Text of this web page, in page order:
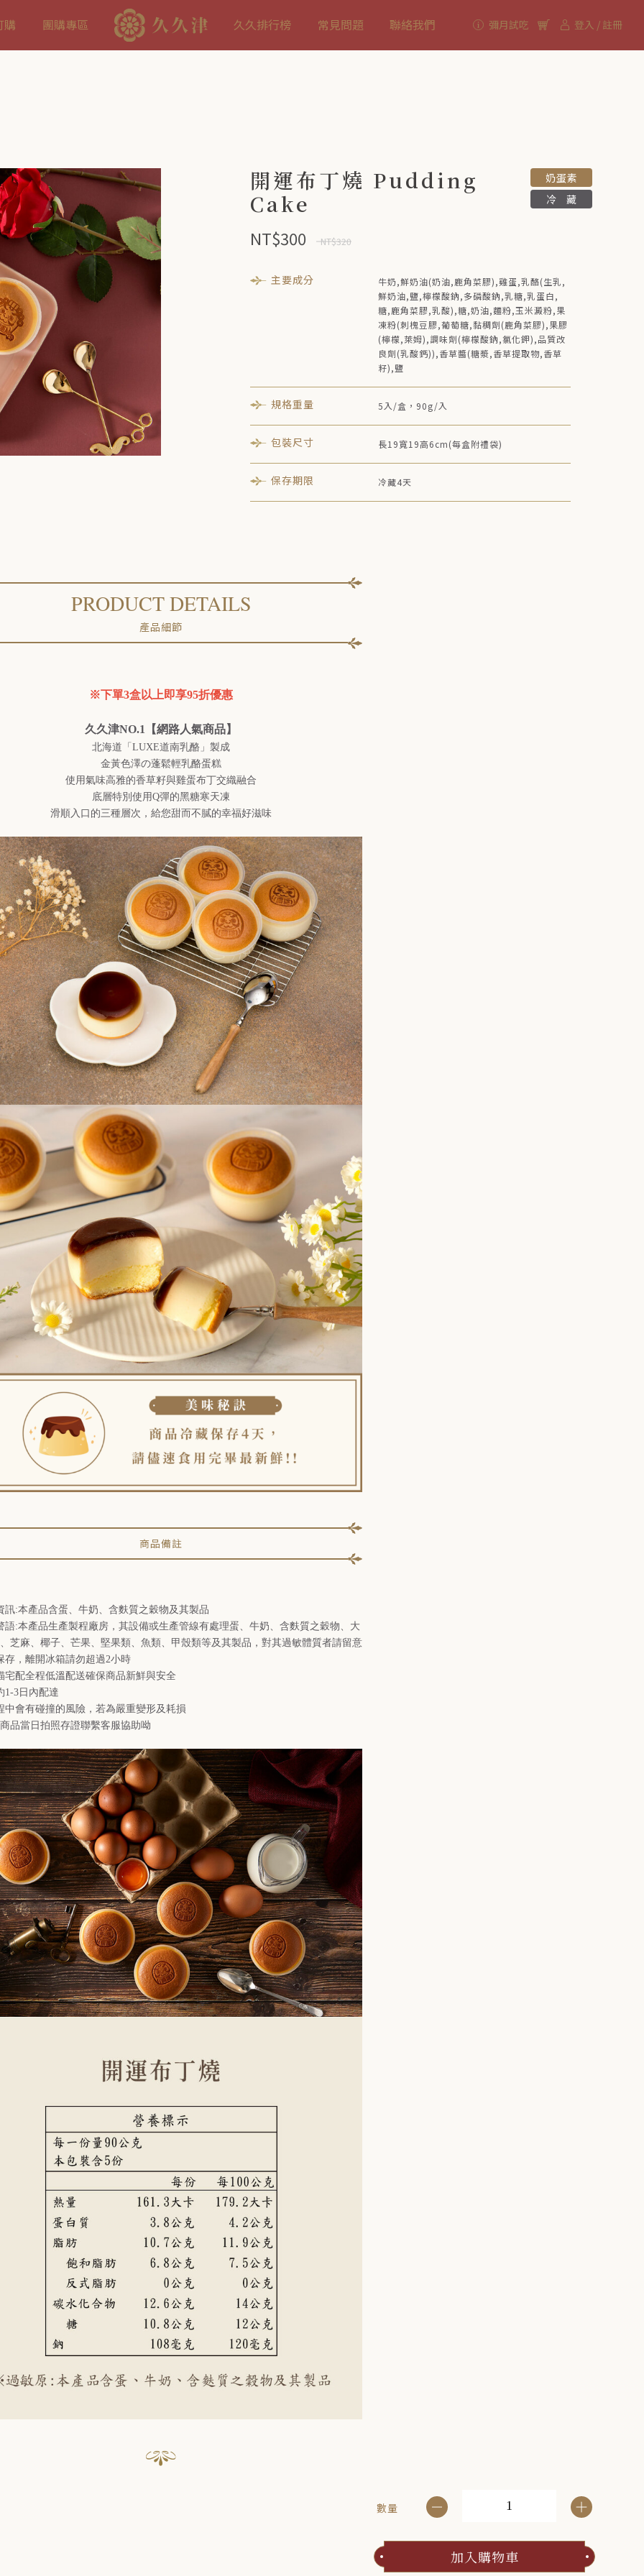
購 團購專區 久久排行榜 常見問題 聯絡我們 彌月試吃 登入 / 註冊
開運布丁燒 Pudding
Cake
NT$300 NT$320
奶蛋素
冷藏
主要成分
牛奶,鮮奶油(奶油,鹿角菜膠),雞蛋,乳酪(生乳,
鮮奶油,鹽,檸檬酸鈉,多磷酸鈉,乳糖,乳蛋白,
糖,鹿角菜膠,乳酸),糖,奶油,麵粉,玉米澱粉,果
凍粉(刺槐豆膠,葡萄糖,黏稠劑(鹿角菜膠),果膠
(檸檬,萊姆),調味劑(檸檬酸鈉,氯化鉀),品質改
良劑(乳酸鈣)),香草醬(糖漿,香草提取物,香草
籽),鹽
規格重量 5入/盒，90g/入
包裝尺寸 長19寬19高6cm(每盒附禮袋)
保存期限 冷藏4天
數量
加入購物車
PRODUCT DETAILS
產品細節
※下單3盒以上即享95折優惠
久久津NO.1【網路人氣商品】
北海道「LUXE道南乳酪」製成
金黃色澤の蓬鬆輕乳酪蛋糕
使用氣味高雅的香草籽與雞蛋布丁交織融合
底層特別使用Q彈的黑糖寒天凍
滑順入口的三種層次，給您甜而不膩的幸福好滋味
商品備註
訊:本產品含蛋、牛奶、含麩質之穀物及其製品
語:本產品生產製程廠房，其設備或生產管線有處理蛋、牛奶、含麩質之穀物、大
芝麻、椰子、芒果、堅果類、魚類、甲殼類等及其製品，對其過敏體質者請留意
存，離開冰箱請勿超過2小時
宅配全程低溫配送確保商品新鮮與安全
1-3日內配達
中會有碰撞的風險，若為嚴重變形及耗損
品當日拍照存證聯繫客服協助呦
繼續購物